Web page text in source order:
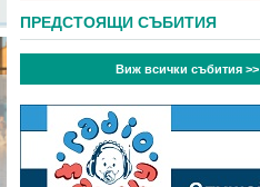
ПРЕДСТОЯЩИ СЪБИТИЯ
Виж всички събития >>